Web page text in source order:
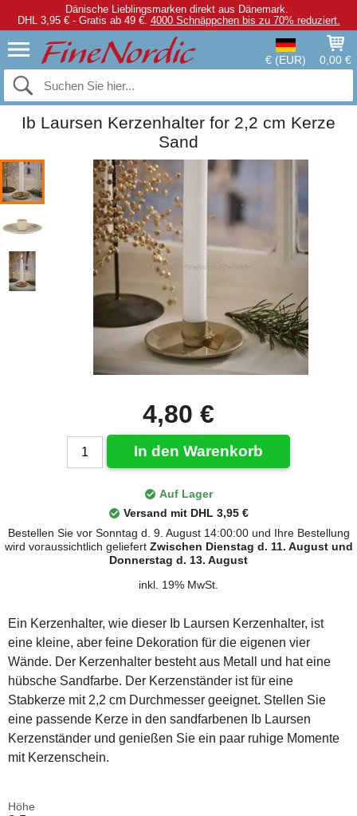
Dänische Lieblingsmarken direkt aus Dänemark.
DHL 3,95 € - Gratis ab 49 €. 4000 Schnäppchen bis zu 70% reduziert.
€ (EUR) 0,00 €
Ib Laursen Kerzenhalter for 2,2 cm Kerze
Sand
4,80 €
In den Warenkorb
Auf Lager
Versand mit DHL 3,95 €
Bestellen Sie vor Sonntag d. 9. August 14:00:00 und Ihre Bestellung
wird voraussichtlich geliefert Zwischen Dienstag d. 11. August und
Donnerstag d. 13. August
inkl. 19% MwSt.
Ein Kerzenhalter, wie dieser Ib Laursen Kerzenhalter, ist
eine kleine, aber feine Dekoration für die eigenen vier
Wände. Der Kerzenhalter besteht aus Metall und hat eine
hübsche Sandfarbe. Der Kerzenständer ist für eine
Stabkerze mit 2,2 cm Durchmesser geeignet. Stellen Sie
eine passende Kerze in den sandfarbenen Ib Laursen
Kerzenständer und genießen Sie ein paar ruhige Momente
mit Kerzenschein.
Höhe